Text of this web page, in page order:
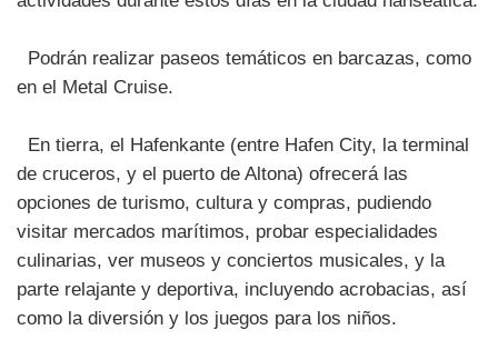
Podrán realizar paseos temáticos en barcazas, como
en el Metal Cruise.
En tierra, el Hafenkante (entre Hafen City, la terminal
de cruceros, y el puerto de Altona) ofrecerá las
opciones de turismo, cultura y compras, pudiendo
visitar mercados marítimos, probar especialidades
culinarias, ver museos y conciertos musicales, y la
parte relajante y deportiva, incluyendo acrobacias, así
como la diversión y los juegos para los niños.